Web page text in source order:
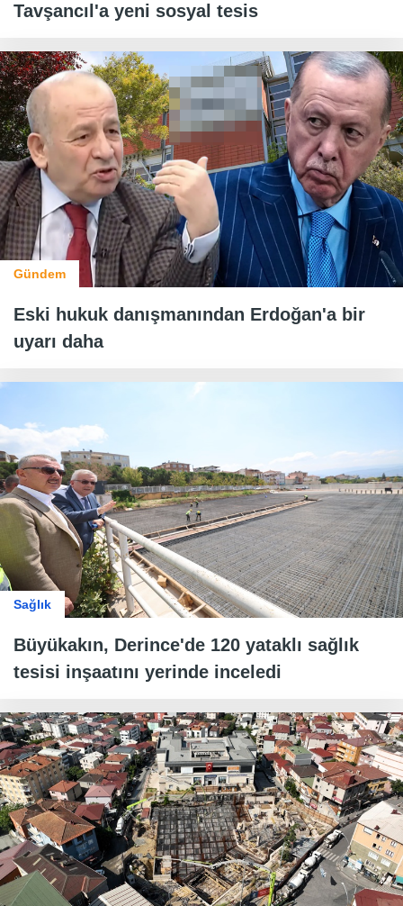
Tavşancıl'a yeni sosyal tesis
Gündem
Eski hukuk danışmanından Erdoğan'a bir
uyarı daha
Sağlık
Büyükakın, Derince'de 120 yataklı sağlık
tesisi inşaatını yerinde inceledi